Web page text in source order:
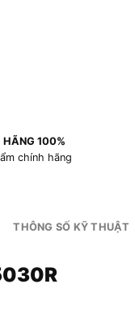
HÃNG 100%
chính hãng
THÔNG SỐ KỸ THUẬT